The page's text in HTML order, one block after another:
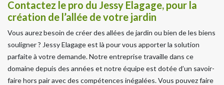
Contactez le pro du Jessy Elagage, pour la
création de l’allée de votre jardin
Vous aurez besoin de créer des allées de jardin ou bien de les biens
souligner ? Jessy Elagage est là pour vous apporter la solution
parfaite à votre demande. Notre entreprise travaille dans ce
domaine depuis des années et notre équipe est dotée d’un savoir-
faire hors pair avec des compétences inégalées. Vous pouvez faire